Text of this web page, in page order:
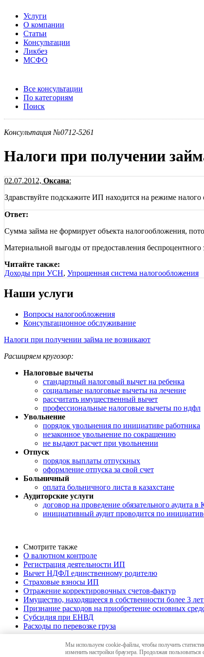
Услуги
О компании
Статьи
Консультации
Ликбез
МСФО
Все консультации
По категориям
Поиск
Консультация №0712-5261
Налоги при получении
02.07.2012, Оксана:
Здравствуйте подскажите ИП находится на режиме
Ответ:
Сумма займа не формирует объекта налогообложения,
Материальной выгоды от предоставления
Читайте также:
Доходы при УСН, Упрощенная система налогообложения
Наши услуги
Вопросы налогообложения
Консультационное обслуживание
Налоги при получении займа не возникают
Расширяем кругозор:
Налоговые вычеты
стандартный налоговый вычет на ребенка
социальные налоговые вычеты на лечение
рассчитать имущественный вычет
профессиональные налоговые вычеты по ндфл
Увольнение
порядок увольнения по инициативе работника
незаконное увольнение по сокращению
не выдают расчет при увольнении
Отпуск
порядок выплаты отпускных
оформление отпуска за свой счет
Больничный
оплата больничного листа в казахстане
Аудиторские услуги
договор на проведение обязательного аудита в
инициативный аудит проводится по
Смотрите также
О валютном контроле
Регистрация деятельности ИП
Вычет НДФЛ единственному родителю
Страховые взносы ИП
Отражение корректировочных счетов-фактур
Имущество, находящееся в собственности более 3
Признание расходов на приобретение основных
Субсидия при ЕНВД
Расходы по перевозке груза
© 2010-26 «Краснодар-Аудит»,аудиторские
Мы используем cookie-файлы, чтобы получить
изменить настройки браузера. Продолжая